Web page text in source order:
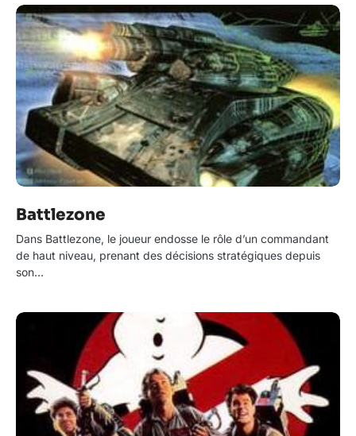
Battlezone
Dans Battlezone, le joueur endosse le rôle d’un commandant
de haut niveau, prenant des décisions stratégiques depuis
son…